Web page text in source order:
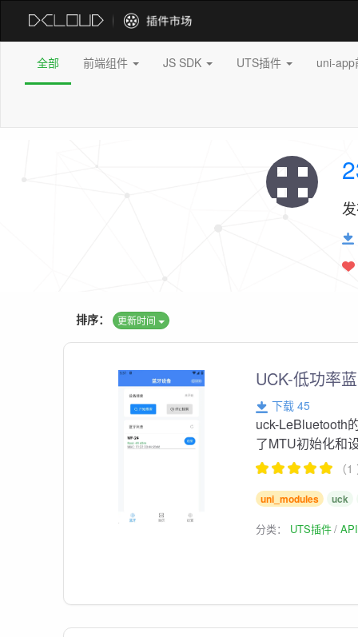
全部 前端组件 JS SDK UTS插件 uni-
排序： 更新时间
UCK-低功率
下载 45
uck-LeBluetooth
了MTU初始化和
（
uni_modules uck
分类： UTS插件